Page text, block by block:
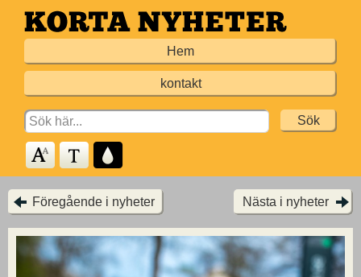
Hoppa
till
Hem
kontakt
Search
for:
Föregående i nyheter Nästa i nyheter